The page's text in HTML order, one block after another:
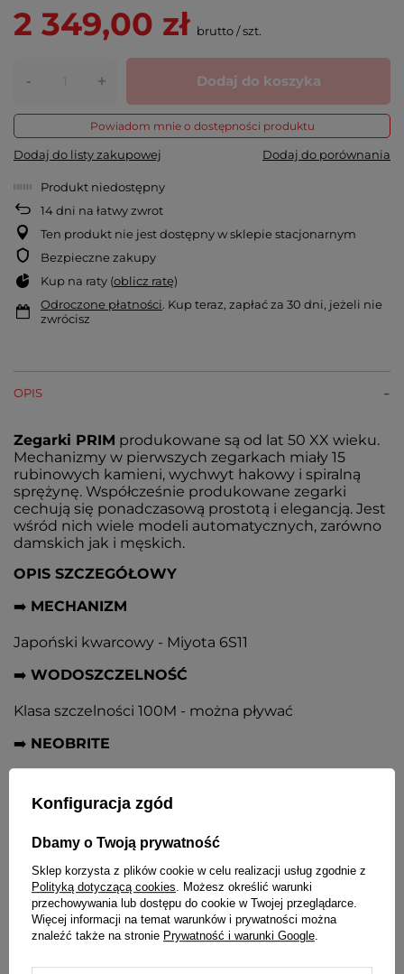
2 349,00 zł brutto/szt.
- + Dodaj do koszyka
Powiadom mnie o dostępności produktu
Dodaj do listy zakupowej Dodaj do porównania
Produkt niedostępny
14dni na łatwy zwrot
Ten produkt nie jest dostępny w sklepie stacjonarnym
Bezpieczne zakupy
Kup na raty (oblicz ratę)
Odroczone płatności. Kup teraz, zapłać za 30 dni, jeżeli nie
zwrócisz
OPIS
Zegarki PRIM produkowane są od lat 50 XX wieku.
Mechanizmy w pierwszych zegarkach miały 15
rubinowych kamieni, wychwyt hakowy i spiralną
sprężynę. Współcześnie produkowane zegarki
cechują się ponadczasową prostotą i elegancją. Jest
wśród nich wiele modeli automatycznych, zarówno
damskich jak i męskich.
OPIS SZCZEGÓŁOWY
➡️ MECHANIZM
Japoński kwarcowy - Miyota 6S11
➡️ WODOSZCZELNOŚĆ
Klasa szczelności 100M - można pływać
➡️ NEOBRITE
delikatne podświetlanie w ciemnościach
Szafirowe wypukłe antyrefleksyjne o bardzo dużej
odporności na zarysowania
KOPERTA
srebrnym
Konfiguracja zgód
Dbamy o Twoją prywatność
Sklep korzysta z plików cookie w celu realizacji usług zgodnie z
Polityką dotyczącą cookies. Możesz określić warunki
przechowywania lub dostępu do cookie w Twojej przeglądarce.
Więcej informacji na temat warunków i prywatności można
znaleźć także na stronie Prywatność i warunki Google.